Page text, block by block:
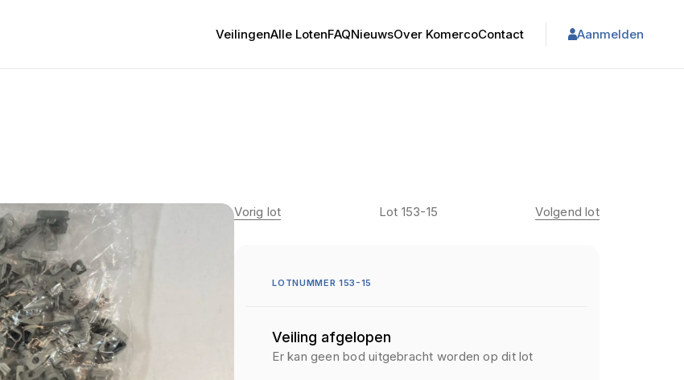
VeilingenAlle LotenFAQNieuwsOver KomercoContact Aanmelden
Vorig lot Lot 153-15 Volgend lot
LOTNUMMER 153-15
Veiling afgelopen
Er kan geen bod uitgebracht worden op dit lot